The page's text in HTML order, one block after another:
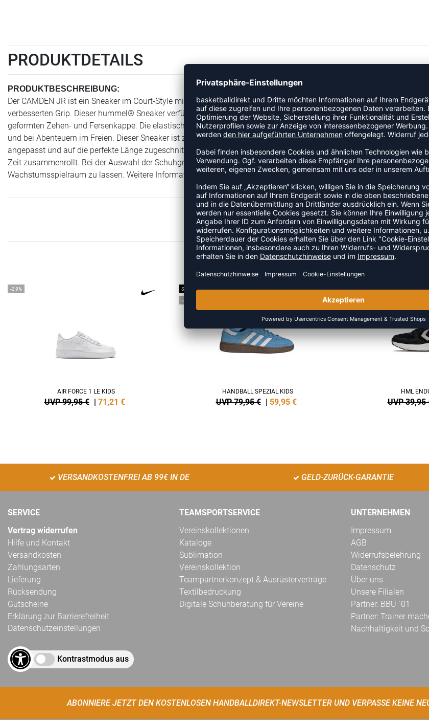
PRODUKTDETAILS
PRODUKTBESCHREIBUNG:
Der CAMDEN JR ist ein Sneaker im Court-Style mit einer polsternden EVA-Zwischensohle und einer Gummilaufsohle
verbesserten Grip. Dieser hummel® Sneaker verfügt über ein strapazierfähiges Obermaterial aus Kunstleder mit einer
geformten Zehen- und Fersenkappe. Die elastischen Schnürsenkel bieten den Kleinen zusätzliche Flexibilität beim
und bei Abenteuern im Freien. Dieser Sneaker ist zudem mit Velcro-Klettriemen ausgestattet, die an den Fuß deines
angepasst und auf die perfekte Länge zugeschnitten werden können, um zu verhindern, dass sich eine Überlänge mit
Zeit zusammenrollt. Bei der Auswahl der Schuhgröße eines Kindes empfehlen wir, bei diesen Schuhen 1–1,5 cm
Wachstumsspielraum zu lassen. Weitere Informationen findest du in unserer Größentabelle.
ZULETZT ANGESEHEN
MEHR AUS DER KATEGORIE
-29%
AIR FORCE 1 LE KIDS
UVP 99,95 € | 71,21 €
SALE
-25%
HANDBALL SPEZIAL KIDS
UVP 79,95 € | 59,95 €
NEW
-15%
HML
UVP 39,95
VERSANDKOSTENFREI AB 99€ IN DE GELD-ZURÜCK-GARANTIE
SERVICE
Vertrag widerrufen
Hilfe und Kontakt
Versandkosten
Zahlungsarten
Lieferung
Rücksendung
Gutscheine
Erklärung zur Barrierefreiheit
Datenschutzeinstellungen
Kontrastmodus aus
TEAMSPORTSERVICE
Vereinskollektionen
Kataloge
Sublimation
Vereinskollektion
Teampartnerkonzept & Ausrüsterverträge
Textilbedruckung
Digitale Schuhberatung für Vereine
UNTERNEHMEN
Impressum
AGB
Widerrufsbelehrung
Datenschutz
Über uns
Unsere Filialen
Partner: BBU ´01
Partner: Trainer
Nachhaltigkeit und
ABONNIERE JETZT DEN KOSTENLOSEN HANDBALLDIREKT-NEWSLETTER UND VERPASSE KEINE